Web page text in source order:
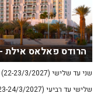
הרודס פאלאס
שני עד שלישי (22-23/3/2027)
שלישי עד רביעי (23-24/3/2027)